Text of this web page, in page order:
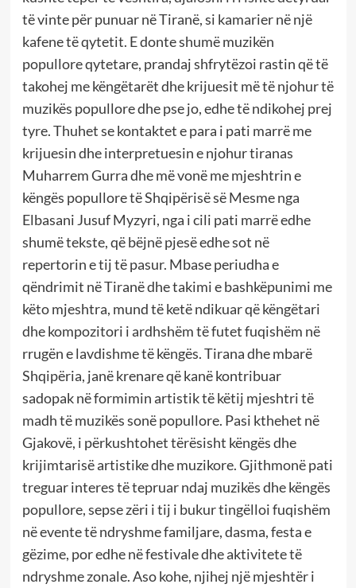
të vinte për punuar në Tiranë, si kamarier në një
kafene të qytetit. E donte shumë muzikën
popullore qytetare, prandaj shfrytëzoi rastin që të
takohej me këngëtarët dhe krijuesit më të njohur të
muzikës popullore dhe pse jo, edhe të ndikohej prej
tyre. Thuhet se kontaktet e para i pati marrë me
krijuesin dhe interpretuesin e njohur tiranas
Muharrem Gurra dhe më vonë me mjeshtrin e
këngës popullore të Shqipërisë së Mesme nga
Elbasani Jusuf Myzyri, nga i cili pati marrë edhe
shumë tekste, që bëjnë pjesë edhe sot në
repertorin e tij të pasur. Mbase periudha e
qëndrimit në Tiranë dhe takimi e bashkëpunimi me
këto mjeshtra, mund të ketë ndikuar që këngëtari
dhe kompozitori i ardhshëm të futet fuqishëm në
rrugën e lavdishme të këngës. Tirana dhe mbarë
Shqipëria, janë krenare që kanë kontribuar
sadopak në formimin artistik të këtij mjeshtri të
madh të muzikës sonë popullore. Pasi kthehet në
Gjakovë, i përkushtohet tërësisht këngës dhe
krijimtarisë artistike dhe muzikore. Gjithmonë pati
treguar interes të tepruar ndaj muzikës dhe këngës
popullore, sepse zëri i tij i bukur tingëlloi fuqishëm
në evente të ndryshme familjare, dasma, festa e
gëzime, por edhe në festivale dhe aktivitete të
ndryshme zonale. Aso kohe, njihej një mjeshtër i